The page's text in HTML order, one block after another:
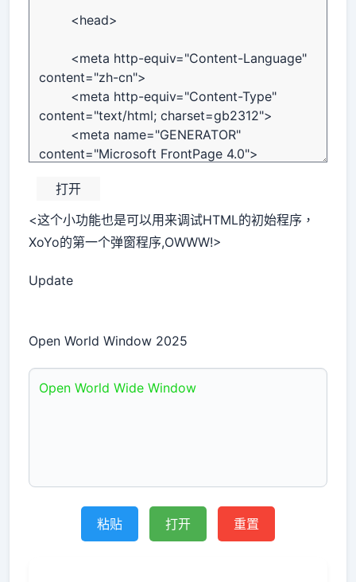
<这个小功能也是可以用来调试HTML的初始程序，
XoYo的第一个弹窗程序,OWWW!>
Update
Open World Window 2025
粘贴 打开 重置